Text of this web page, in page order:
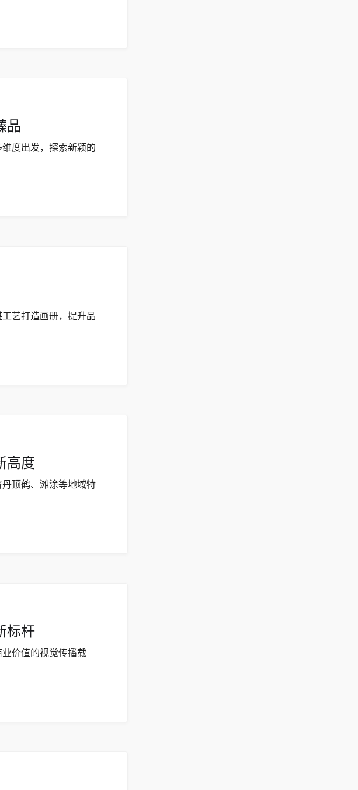
品
度出发，探索新颖的
艺打造画册，提升品
高度
顶鹤、滩涂等地域特
标杆
价值的视觉传播载